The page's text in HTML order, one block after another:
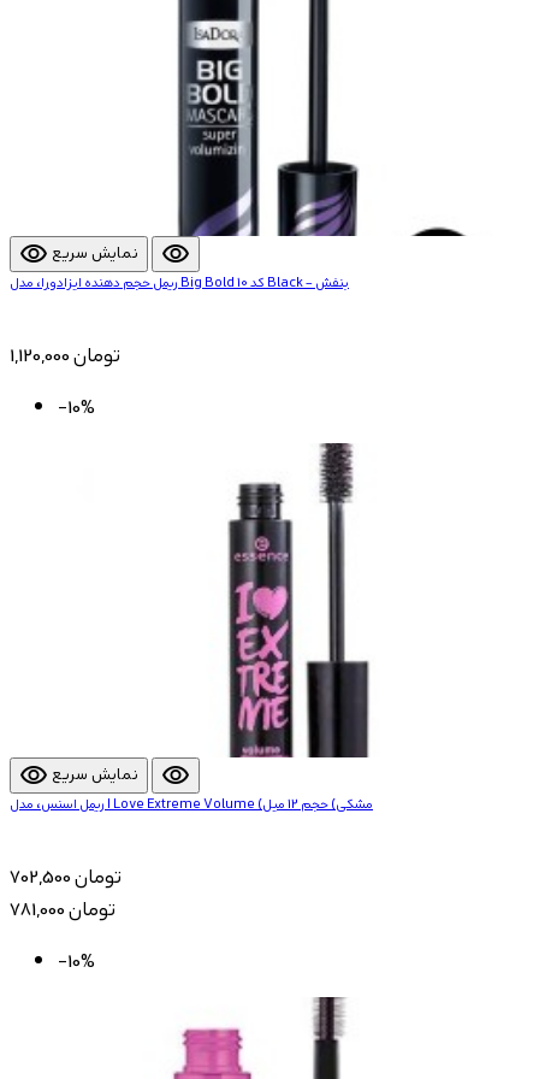
visibility نمایش سریع visibility
ریمل حجم دهنده ایزادورا، مدل Big Bold کد 10 Black – بنفش
1,120,000 تومان
-10%
visibility نمایش سریع visibility
ریمل اسنس، مدل I Love Extreme Volume (مشکی) حجم 12 میل
702,500 تومان
781,000 تومان
-10%